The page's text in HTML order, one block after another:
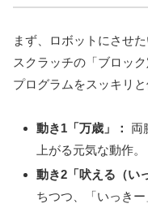
まず、ロボットにさせ
スクラッチの「ブロッ
プログラムをスッキリ
動き1「万歳」：
両
上がる元気な動作。
動き2「吠える（い
ちつつ、「いっき